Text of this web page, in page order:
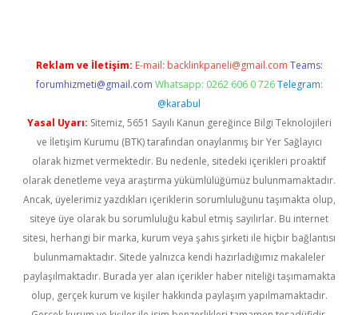
Reklam ve İletişim: E-mail: backlinkpaneli@gmail.com Teams:
forumhizmeti@gmail.com Whatsapp: 0262 606 0 726 Telegram:
@karabul
Yasal Uyarı: Sitemiz, 5651 Sayılı Kanun gereğince Bilgi Teknolojileri
ve İletişim Kurumu (BTK) tarafından onaylanmış bir Yer Sağlayıcı
olarak hizmet vermektedir. Bu nedenle, sitedeki içerikleri proaktif
olarak denetleme veya araştırma yükümlülüğümüz bulunmamaktadır.
Ancak, üyelerimiz yazdıkları içeriklerin sorumluluğunu taşımakta olup,
siteye üye olarak bu sorumluluğu kabul etmiş sayılırlar. Bu internet
sitesi, herhangi bir marka, kurum veya şahıs şirketi ile hiçbir bağlantısı
bulunmamaktadır. Sitede yalnızca kendi hazırladığımız makaleler
paylaşılmaktadır. Burada yer alan içerikler haber niteliği taşımamakta
olup, gerçek kurum ve kişiler hakkında paylaşım yapılmamaktadır.